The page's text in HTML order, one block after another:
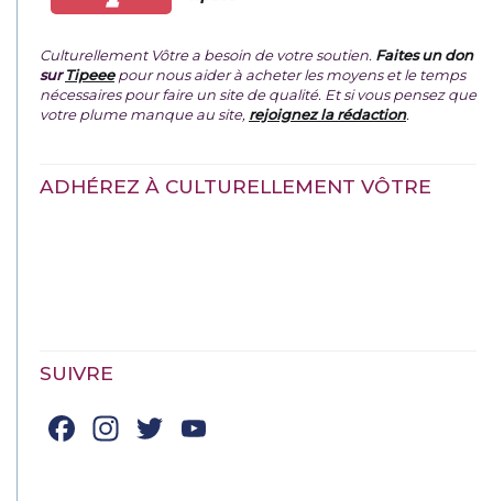
Culturellement Vôtre a besoin de votre soutien. Faites un don
surTipeeepour nous aider à acheter les moyens et le temps
nécessaires pour faire un site de qualité. Et si vous pensez que
votre plume manque au site, rejoignez la rédaction.
ADHÉREZ À CULTURELLEMENT VÔTRE
SUIVRE
Facebook
Instagram
Twitter